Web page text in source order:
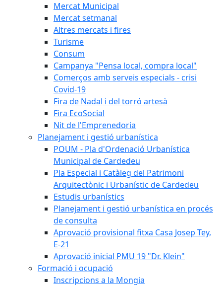
Mercat Municipal
Mercat setmanal
Altres mercats i fires
Turisme
Consum
Campanya "Pensa local, compra local"
Comerços amb serveis especials - crisi
Covid-19
Fira de Nadal i del torró artesà
Fira EcoSocial
Nit de l'Emprenedoria
Planejament i gestió urbanística
POUM - Pla d'Ordenació Urbanística
Municipal de Cardedeu
Pla Especial i Catàleg del Patrimoni
Arquitectònic i Urbanístic de Cardedeu
Estudis urbanístics
Planejament i gestió urbanística en procés
de consulta
Aprovació provisional fitxa Casa Josep Tey,
E-21
Aprovació inicial PMU 19 "Dr. Klein"
Formació i ocupació
Inscripcions a la Mongia